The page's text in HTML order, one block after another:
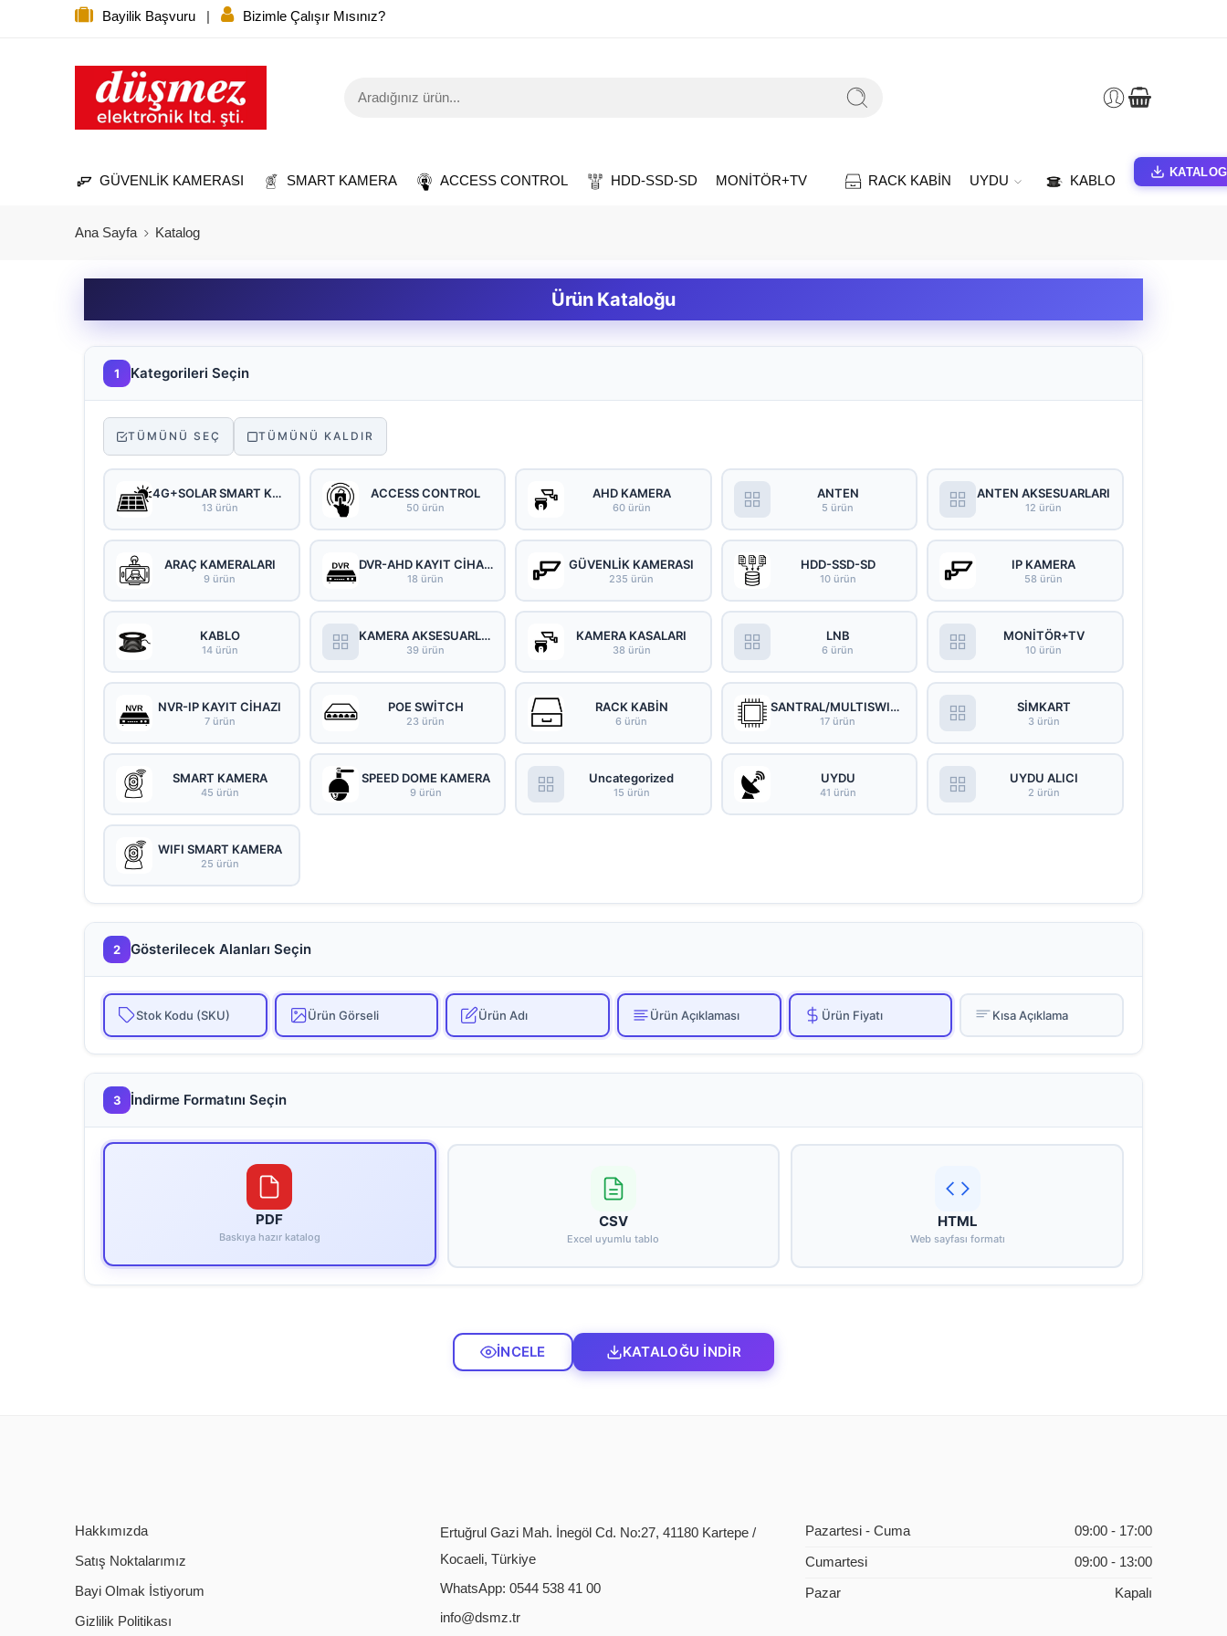
Bayilik Başvuru Bizimle Çalışır Mısınız?
GÜVENLİK KAMERASI SMART KAMERA ACCESS CONTROL HDD-SSD-SD MONİTÖR+TV RACK KABİN UYDU KABLO
KATALOG
Ana Sayfa Katalog
Ürün Kataloğu
1 Kategorileri Seçin
TÜMÜNÜ SEÇ TÜMÜNÜ KALDIR
4G+SOLAR SMART KAMERA
13 ürün
ACCESS CONTROL
50 ürün
AHD KAMERA
60 ürün
ANTEN
5 ürün
ANTEN AKSESUARLARI
12 ürün
ARAÇ KAMERALARI
9 ürün
DVR-AHD KAYIT CİHAZI
18 ürün
GÜVENLİK KAMERASI
235 ürün
HDD-SSD-SD
10 ürün
IP KAMERA
58 ürün
KABLO
14 ürün
KAMERA AKSESUARLARI
39 ürün
KAMERA KASALARI
38 ürün
LNB
6 ürün
MONİTÖR+TV
10 ürün
NVR-IP KAYIT CİHAZI
7 ürün
POE SWİTCH
23 ürün
RACK KABİN
6 ürün
SANTRAL/MULTISWITCH
17 ürün
SİMKART
3 ürün
SMART KAMERA
45 ürün
SPEED DOME KAMERA
9 ürün
Uncategorized
15 ürün
UYDU
41 ürün
UYDU ALICI
2 ürün
WIFI SMART KAMERA
25 ürün
2 Gösterilecek Alanları Seçin
Stok Kodu (SKU) Ürün Görseli Ürün Adı Ürün Açıklaması Ürün Fiyatı Kısa Açıklama
3 İndirme Formatını Seçin
PDF
Baskıya hazır katalog
CSV
Excel uyumlu tablo
HTML
Web sayfası formatı
İNCELE KATALOĞU İNDİR
Hakkımızda
Satış Noktalarımız
Bayi Olmak İstiyorum
Gizlilik Politikası
Ertuğrul Gazi Mah. İnegöl Cd. No:27, 41180 Kartepe /
Kocaeli, Türkiye
WhatsApp: 0544 538 41 00
info@dsmz.tr
Pazartesi - Cuma 09:00 - 17:00
Cumartesi 09:00 - 13:00
Pazar Kapalı